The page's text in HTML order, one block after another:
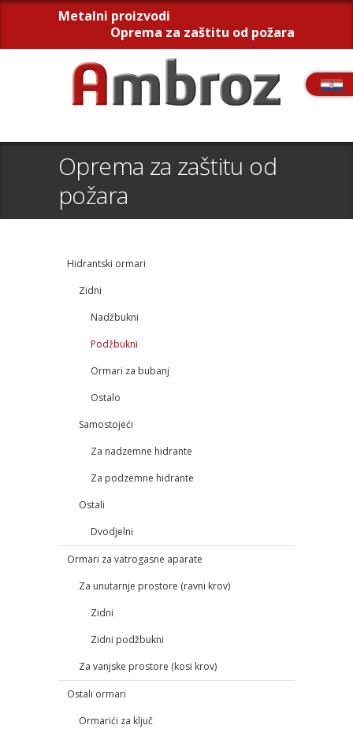
Metalni proizvodi
Oprema za zaštitu od požara
Oprema za zaštitu od
požara
Hidrantski ormari
Zidni
Nadžbukni
Podžbukni
Ormari za bubanj
Ostalo
Samostojeći
Za nadzemne hidrante
Za podzemne hidrante
Ostali
Dvodjelni
Ormari za vatrogasne aparate
Za unutarnje prostore (ravni krov)
Zidni
Zidni podžbukni
Za vanjske prostore (kosi krov)
Ostali ormari
Ormarići za ključ